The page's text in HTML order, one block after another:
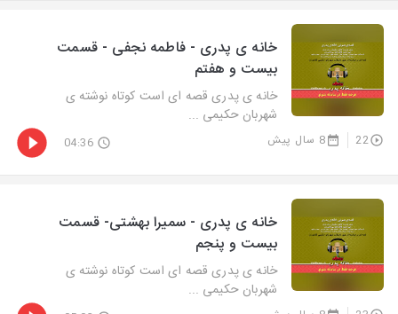
خانه ی پدری - فاطمه نجفی - قسمت
بیست و هفتم
خانه ی پدری قصه ای است کوتاه نوشته ی
شهربان حکیمی ...
22 8 سال پیش 04:36
خانه ی پدری - سمیرا بهشتی- قسمت
بیست و پنجم
خانه ی پدری قصه ای است کوتاه نوشته ی
شهربان حکیمی ...